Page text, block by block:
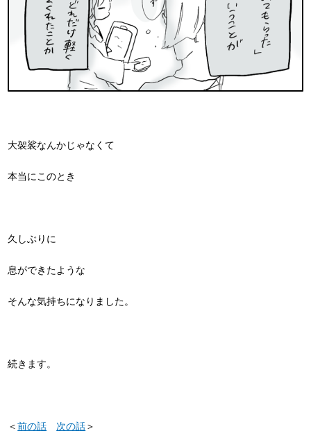
大袈裟なんかじゃなくて
本当にこのとき
久しぶりに
息ができたような
そんな気持ちになりました。
続きます。
＜前の話 次の話＞